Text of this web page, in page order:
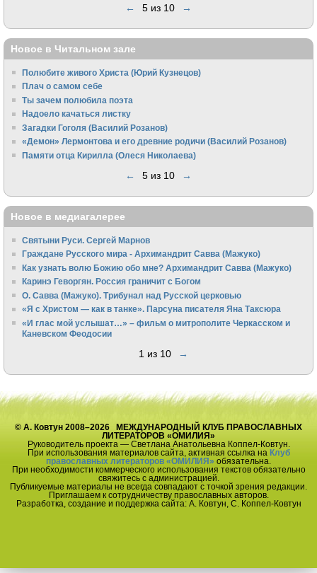
← 5 из 10 →
Новое в Читальном зале
Полюбите живого Христа (Юрий Кузнецов)
Плач о самом себе
Ты зачем полюбила поэта
Надоело качаться листку
Загадки Гоголя (Василий Розанов)
«Демон» Лермонтова и его древние родичи (Василий Розанов)
Памяти отца Кирилла (Олеся Николаева)
← 5 из 10 →
Новое в медиагалерее
Святыни Руси. Сергей Марнов
Граждане Русского мира - Архимандрит Савва (Мажуко)
Как узнать волю Божию обо мне? Архимандрит Савва (Мажуко)
Каринэ Геворгян. Россия граничит с Богом
О. Савва (Мажуко). Трибунал над Русской церковью
«Я с Христом — как в танке». Парсуна писателя Яна Таксюра
«И глас мой услышат…» – фильм о митрополите Черкасском и
Каневском Феодосии
1 из 10 →
© А. Ковтун 2008–2026 МЕЖДУНАРОДНЫЙ КЛУБ ПРАВОСЛАВНЫХ
ЛИТЕРАТОРОВ «ОМИЛИЯ»
Руководитель проекта — Светлана Анатольевна Коппел-Ковтун.
При использования материалов сайта, активная ссылка на Клуб
православных литераторов «ОМИЛИЯ» обязательна.
При необходимости коммерческого использования текстов обязательно
свяжитесь с администрацией.
Публикуемые материалы не всегда совпадают с точкой зрения редакции.
Приглашаем к сотрудничеству православных авторов.
Разработка, создание и поддержка сайта: А. Ковтун, С. Коппел-Ковтун